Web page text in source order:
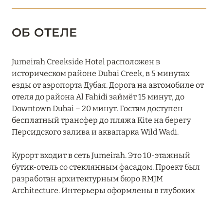
Burj Al Arab Jumeirah
Bvlgari Resort Dubai
Fairmont The Palm
Four Seasons Resort Dubai at Jumeirah Beach
Grosvenor House Dubai
Habtoor Grand Resort
JA Lake View Hotel
JA Ocean View Hotel
ОБ ОТЕЛЕ
Jumeirah Creekside Hotel расположен в
историческом районе Dubai Creek, в 5 минутах
езды от аэропорта Дубая. Дорога на автомобиле от
отеля до района Al Fahidi займёт 15 минут, до
Downtown Dubai – 20 минут. Гостям доступен
бесплатный трансфер до пляжа Kite на берегу
Персидского залива и аквапарка Wild Wadi.
Курорт входит в сеть Jumeirah. Это 10-этажный
бутик-отель со стеклянным фасадом. Проект был
разработан архитектурным бюро RMJM
Architecture. Интерьеры оформлены в глубоких